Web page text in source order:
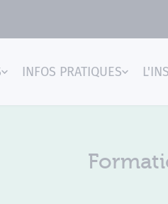
INFOS PRATIQUES